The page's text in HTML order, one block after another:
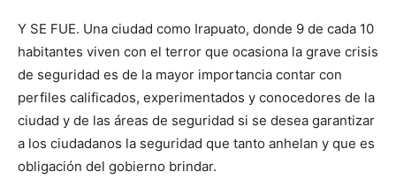
Y SE FUE. Una ciudad como Irapuato, donde 9 de cada 10
habitantes viven con el terror que ocasiona la grave crisis
de seguridad es de la mayor importancia contar con
perfiles calificados, experimentados y conocedores de la
ciudad y de las áreas de seguridad si se desea garantizar
a los ciudadanos la seguridad que tanto anhelan y que es
obligación del gobierno brindar.